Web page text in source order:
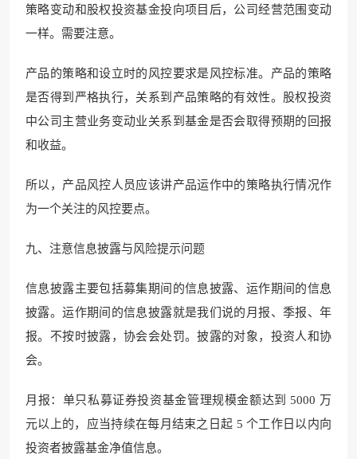
策略变动和股权投资基金投向项目后，公司经营范围变动
一样。需要注意。
产品的策略和设立时的风控要求是风控标准。产品的策略
是否得到严格执行，关系到产品策略的有效性。股权投资
中公司主营业务变动业关系到基金是否会取得预期的回报
和收益。
所以，产品风控人员应该讲产品运作中的策略执行情况作
为一个关注的风控要点。
九、注意信息披露与风险提示问题
信息披露主要包括募集期间的信息披露、运作期间的信息
披露。运作期间的信息披露就是我们说的月报、季报、年
报。不按时披露，协会会处罚。披露的对象，投资人和协
会。
月报：单只私募证券投资基金管理规模金额达到 5000 万
元以上的，应当持续在每月结束之日起 5 个工作日以内向
投资者披露基金净值信息。